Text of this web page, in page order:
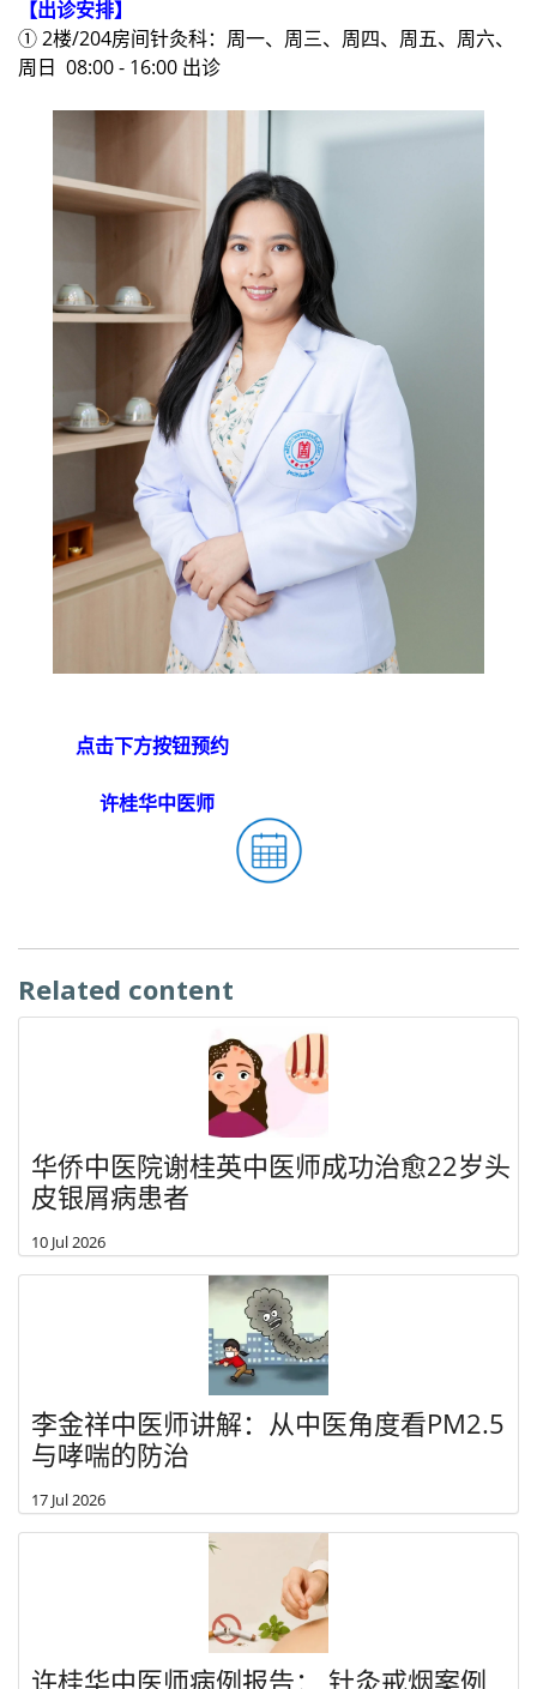
【出诊安排】
① 2楼/204房间针灸科：周一、周三、周四、周五、周六、
周日 08:00 - 16:00 出诊
点击下方按钮预约
许桂华中医师
Related content
华侨中医院谢桂英中医师成功治愈22岁头
皮银屑病患者
10 Jul 2026
李金祥中医师讲解：从中医角度看PM2.5
与哮喘的防治
17 Jul 2026
许桂华中医师病例报告： 针灸戒烟案例